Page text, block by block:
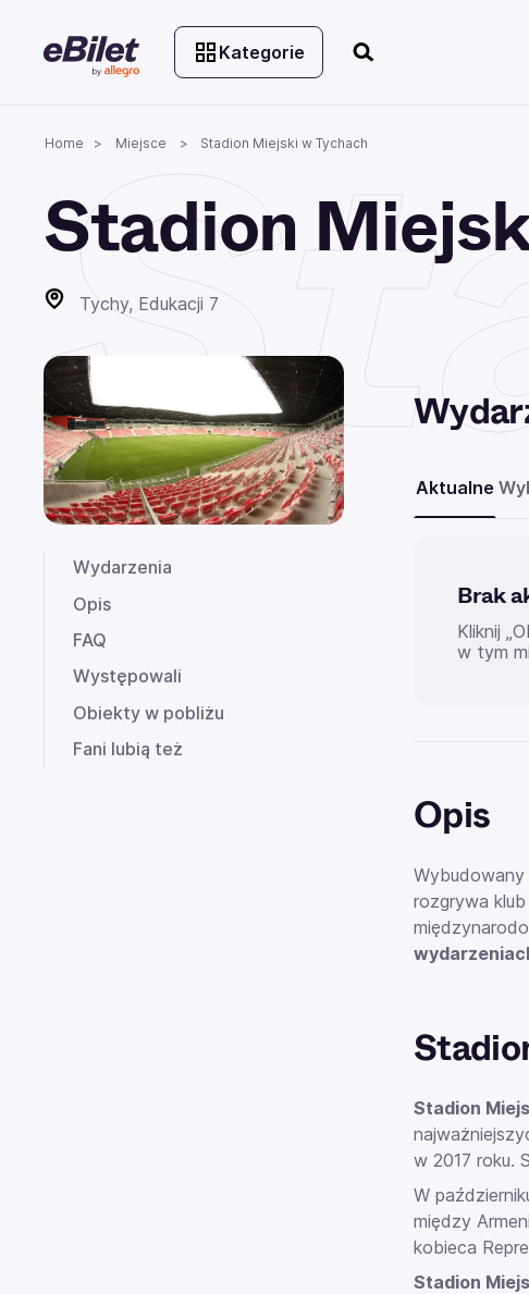
Kategorie
Home Miejsce Stadion Miejski w Tychach
Stadion
Tychy, Edukacji 7
Wydarzenia
Opis
FAQ
Występowali
Obiekty w pobliżu
Fani lubią też
Aktualne
Brak
Kliknij
w tym
Opis
rozgrywa
Stadion
w 2017 roku.
W
między
kobieca
Stadion